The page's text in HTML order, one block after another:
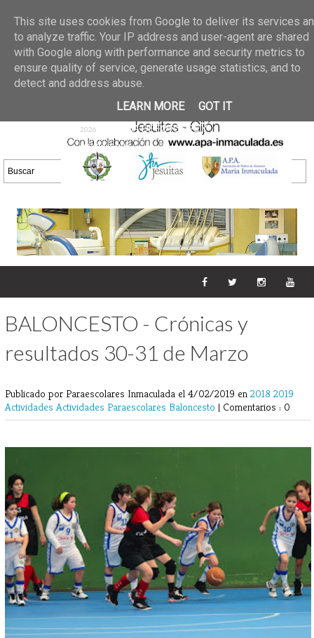
02 jun 2026
GALERIA DE FOTOS
30/05/2026
25 may 2026
GALERIA
DE FOTOS 23/05/2026
20 may
2026
GALERIA DE FOTOS
16/05/2026
DE FOTOS 09/05/2026
28 abr
2026
GALERIA DE FOTOS 25 Y
26/04/2026
BALONCESTO - Crónicas y
resultados 30-31 de Marzo
Publicado por Paraescolares Inmaculada el 4/02/2019 en 2018 2019
Actividades Actividades Paraescolares Baloncesto | Comentarios : 0
This site uses cookies from Google to deliver its services
to analyze traffic. Your IP address and user-agent are shared
with Google along with performance and security metrics to
ensure quality of service, generate usage statistics, and to
detect and address abuse.
LEARN MORE
GOT IT